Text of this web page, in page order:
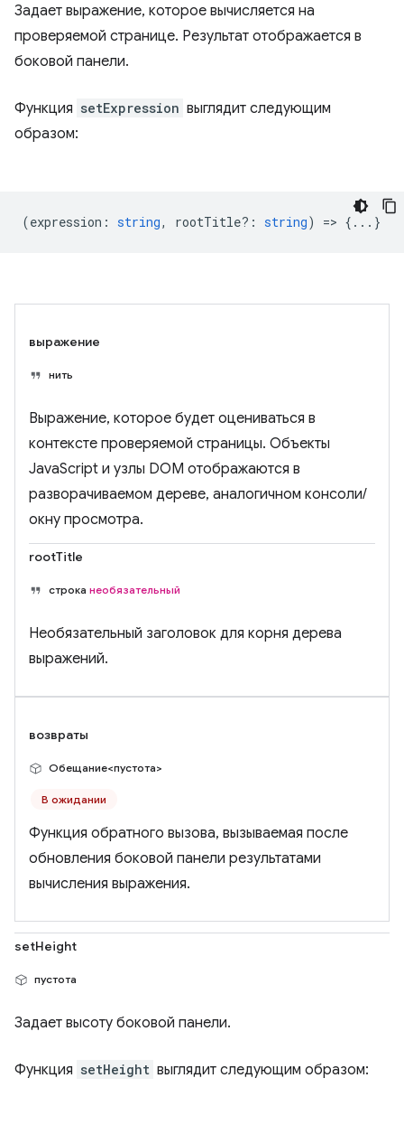
Задает выражение, которое вычисляется на
проверяемой странице. Результат отображается в
боковой панели.
Функция setExpression выглядит следующим
образом:
(expression : string, rootTitle? : string) => {...}
выражение
нить
Выражение, которое будет оцениваться в
контексте проверяемой страницы. Объекты
JavaScript и узлы DOM отображаются в
разворачиваемом дереве, аналогичном консоли/
окну просмотра.
rootTitle
строка необязательный
Необязательный заголовок для корня дерева
выражений.
возвраты
Обещание<пустота>
В ожидании
Функция обратного вызова, вызываемая после
обновления боковой панели результатами
вычисления выражения.
setHeight
пустота
Задает высоту боковой панели.
Функция setHeight выглядит следующим образом: